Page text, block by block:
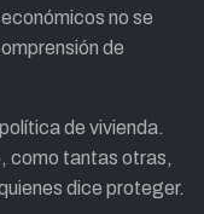
no se
de
de vivienda.
como tantas otras,
dice proteger.